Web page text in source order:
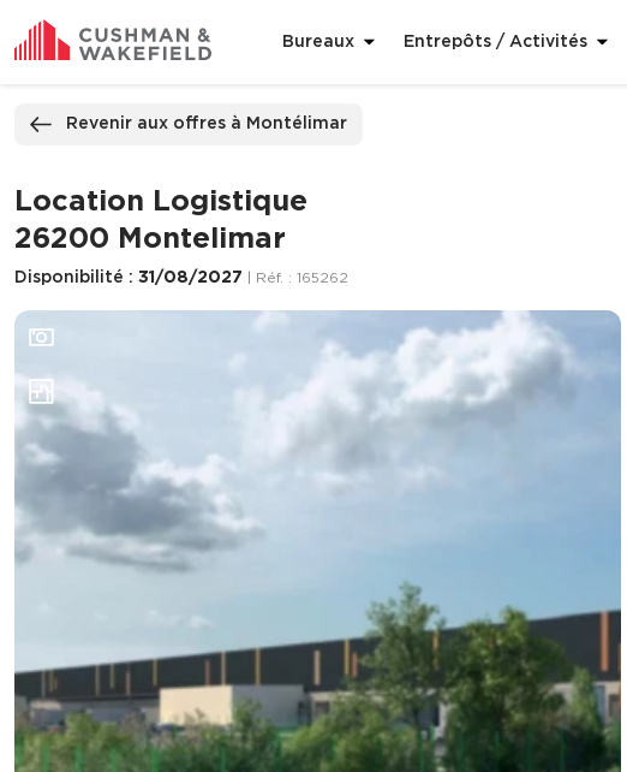
Bureaux Entrepôts / Activités
Revenir aux offres à Montélimar
Location Logistique
26200 Montelimar
Disponibilité : 31/08/2027 | Réf. : 165262